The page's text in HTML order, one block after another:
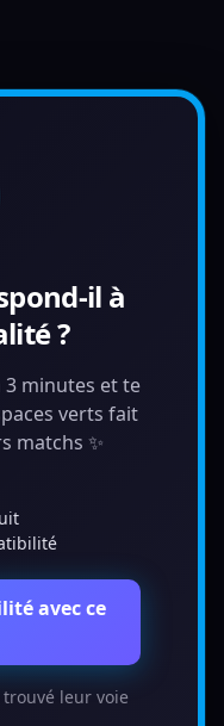
il à
?
minutes et te
verts fait
matchs ✨
avec ce
leur voie